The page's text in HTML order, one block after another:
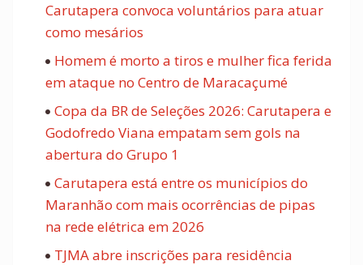
Carutapera convoca voluntários para atuar
como mesários
Homem é morto a tiros e mulher fica ferida
em ataque no Centro de Maracaçumé
Copa da BR de Seleções 2026: Carutapera e
Godofredo Viana empatam sem gols na
abertura do Grupo 1
Carutapera está entre os municípios do
Maranhão com mais ocorrências de pipas
na rede elétrica em 2026
TJMA abre inscrições para residência